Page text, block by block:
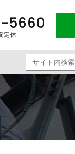
5660
定休